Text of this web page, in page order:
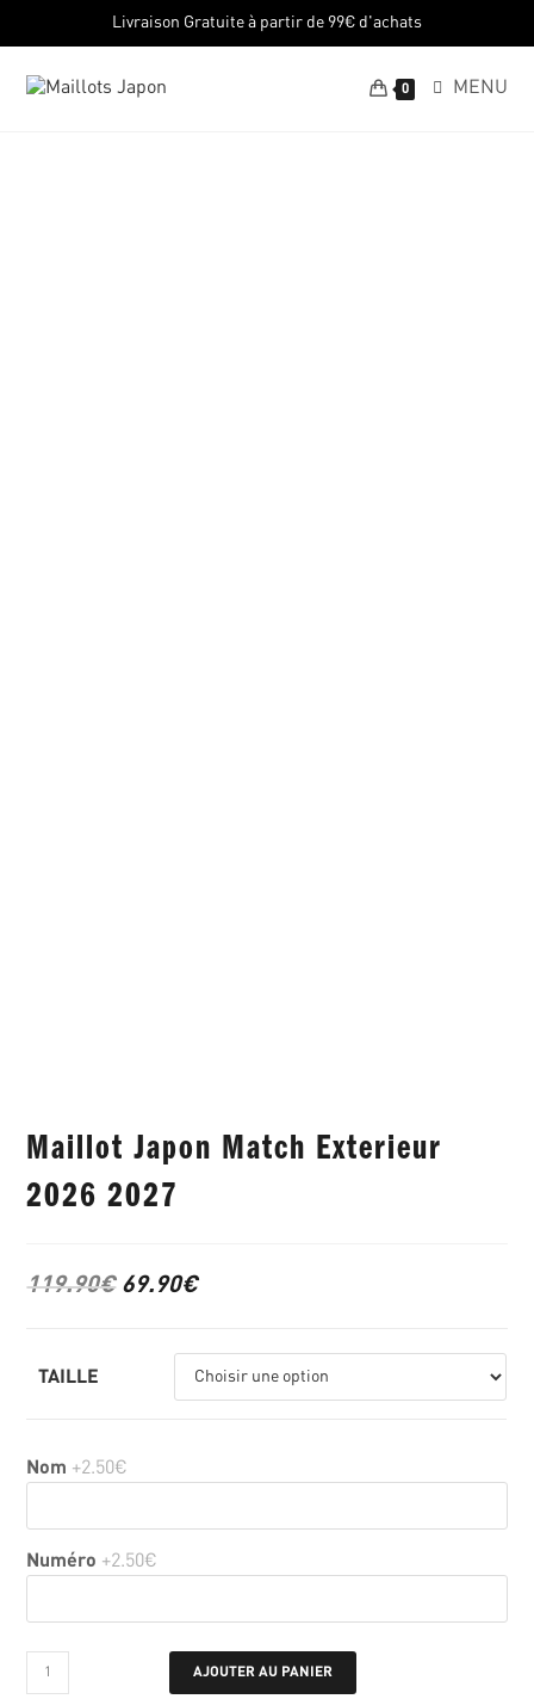
Livraison Gratuite à partir de 99€ d'achats
0 MENU
Maillot Japon Match Exterieur
2026 2027
119.90€ 69.90€
TAILLE
Nom +2.50€
Numéro +2.50€
AJOUTER AU PANIER